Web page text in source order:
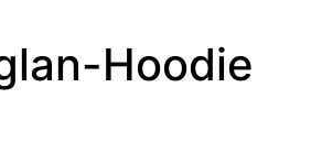
Hoodie